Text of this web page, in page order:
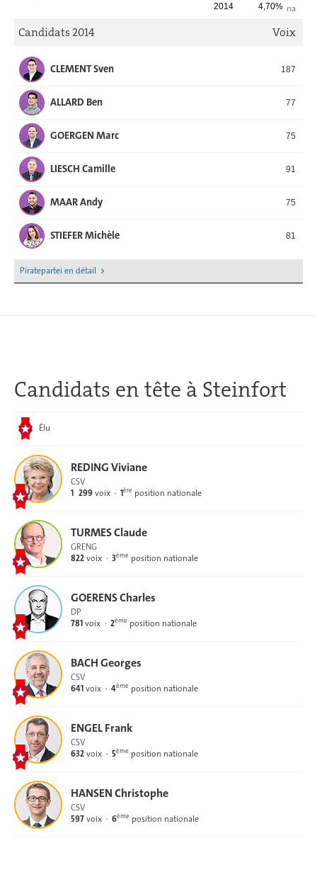
na
2014 4,70%
Candidats 2014 Voix
CLEMENT Sven 187
ALLARD Ben 77
GOERGEN Marc 75
LIESCH Camille 91
MAAR Andy 75
STIEFER Michèle 81
Piratepartei en détail
Candidats en tête à Steinfort
Élu
REDING Viviane
CSV
1 299voix 1ère position nationale
TURMES Claude
GRENG
822voix 3ème position nationale
GOERENS Charles
DP
781voix 2ème position nationale
BACH Georges
CSV
641voix 4ème position nationale
ENGEL Frank
CSV
632voix 5ème position nationale
HANSEN Christophe
CSV
597voix 6ème position nationale